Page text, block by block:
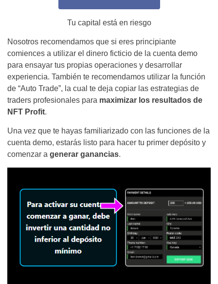
Tu capital está en riesgo
Nosotros recomendamos que si eres principiante
comiences a utilizar el dinero ficticio de la cuenta demo
para ensayar tus propias operaciones y desarrollar
experiencia. También te recomendamos utilizar la función
de “Auto Trade”, la cual te deja copiar las estrategias de
traders profesionales para maximizar los resultados de
NFT Profit.
Una vez que te hayas familiarizado con las funciones de la
cuenta demo, estarás listo para hacer tu primer depósito y
comenzar a generar ganancias.